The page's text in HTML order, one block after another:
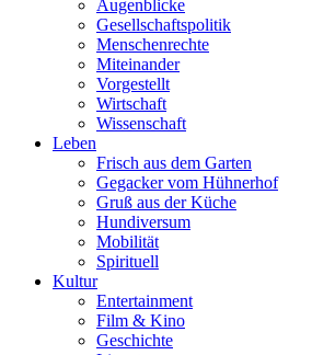
Augenblicke
Gesellschaftspolitik
Menschenrechte
Miteinander
Vorgestellt
Wirtschaft
Wissenschaft
Leben
Frisch aus dem Garten
Gegacker vom Hühnerhof
Gruß aus der Küche
Hundiversum
Mobilität
Spirituell
Kultur
Entertainment
Film & Kino
Geschichte